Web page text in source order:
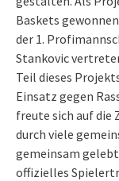
Baskets
der 1.
Stankovic
Teil dieses
Einsatz gegen
freute sich auf die
durch viele
gemeinsam
offizielles